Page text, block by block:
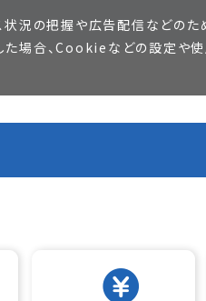
状況の把握や広告配信などのた
場合、Cookieなどの設定や使